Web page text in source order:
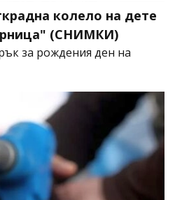
колело на дете
(СНИМКИ)
за рождения ден на